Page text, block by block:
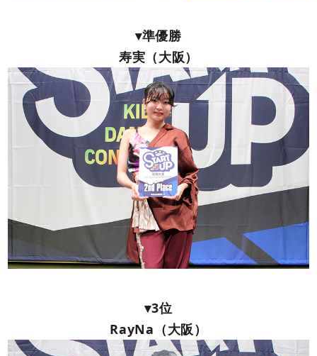
▾準優勝
寿実（大阪）
▾3位
RayNa（大阪）